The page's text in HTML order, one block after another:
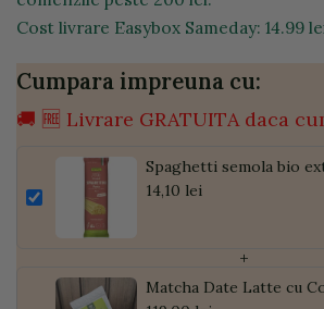
Cost livrare Easybox Sameday: 14.99
Cumpara impreuna cu:
🚚 🆓 Livrare GRATUITA daca
Spaghetti semola bio
14,10 lei
+
Matcha Date Latte cu